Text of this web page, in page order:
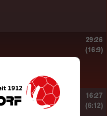
29:26
(16:9)
16:27
(6:12)